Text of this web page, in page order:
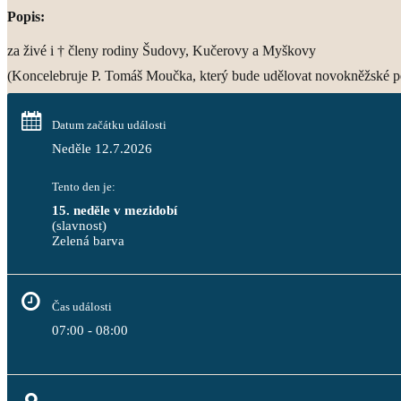
Popis:
za živé i † členy rodiny Šudovy, Kučerovy a Myškovy
(Koncelebruje P. Tomáš Moučka, který bude udělovat novokněžské
Datum začátku události
Neděle 12.7.2026
Tento den je:
15. neděle v mezidobí
(slavnost)
Zelená
Čas události
07:00 - 08:00